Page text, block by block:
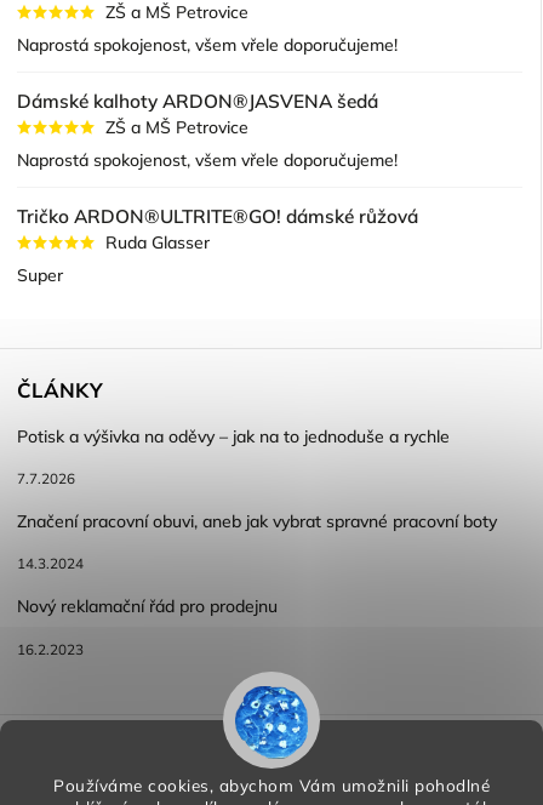
Používáme cookies, abychom Vám umožnili pohodlné
ZŠ a MŠ Petrovice
Naprostá spokojenost, všem vřele doporučujeme!
Dámské kalhoty ARDON®JASVENA šedá
ZŠ a MŠ Petrovice
Naprostá spokojenost, všem vřele doporučujeme!
Tričko ARDON®ULTRITE®GO! dámské růžová
Ruda Glasser
Super
ČLÁNKY
Potisk a výšivka na oděvy – jak na to jednoduše a rychle
7.7.2026
Značení pracovní obuvi, aneb jak vybrat spravné pracovní boty
14.3.2024
Nový reklamační řád pro prodejnu
16.2.2023
Reklamace a vracení zboží
Podmínky ochrany osobních údajů